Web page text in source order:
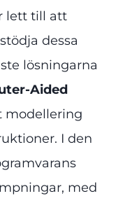
lett till att
dessa
lösningarna
Aided
modellering
I den
med